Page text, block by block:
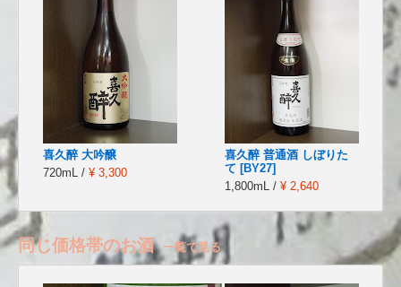
喜久醉 大吟醸
720mL / ¥ 3,300
喜久醉 普通酒 しぼりた
て [BY27]
1,800mL / ¥ 2,640
同じ価格帯のお酒 一覧で見る